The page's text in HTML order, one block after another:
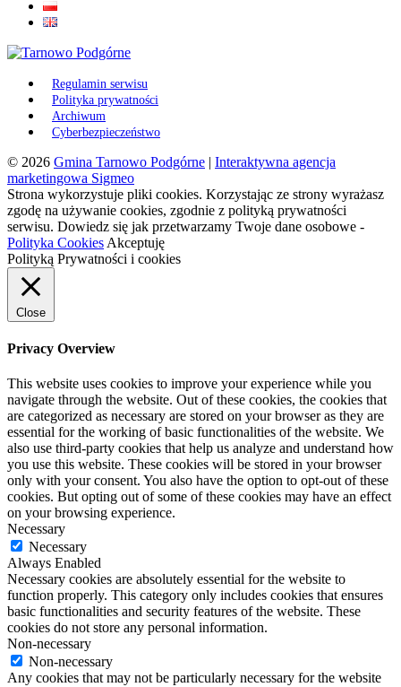
Regulamin serwisu
Polityka prywatności
Archiwum
Cyberbezpieczeństwo
© 2026 Gmina Tarnowo Podgórne | Interaktywna agencja
marketingowa Sigmeo
Strona wykorzystuje pliki cookies. Korzystając ze strony wyrażasz
zgodę na używanie cookies, zgodnie z polityką prywatności
serwisu. Dowiedz się jak przetwarzamy Twoje dane osobowe -
Polityka Cookies Akceptuję
Polityką Prywatności i cookies
Close
Privacy Overview
This website uses cookies to improve your experience while you
navigate through the website. Out of these cookies, the cookies that
are categorized as necessary are stored on your browser as they are
essential for the working of basic functionalities of the website. We
also use third-party cookies that help us analyze and understand how
you use this website. These cookies will be stored in your browser
only with your consent. You also have the option to opt-out of these
cookies. But opting out of some of these cookies may have an effect
on your browsing experience.
Necessary
Necessary
Always Enabled
Necessary cookies are absolutely essential for the website to
function properly. This category only includes cookies that ensures
basic functionalities and security features of the website. These
cookies do not store any personal information.
Non-necessary
Non-necessary
Any cookies that may not be particularly necessary for the website